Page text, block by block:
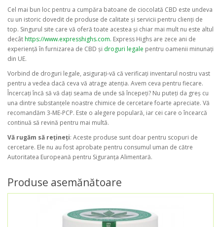
Cel mai bun loc pentru a cumpăra batoane de ciocolată CBD este undeva
cu un istoric dovedit de produse de calitate și servicii pentru clienți de
top. Singurul site care vă oferă toate acestea și chiar mai mult nu este altul
decâthttps://www.expresshighs.com. Express Highs are zece ani de
experiență în furnizarea de CBD și droguri legale pentru oamenii minunați
din UE.
Vorbind de droguri legale, asigurați-vă că verificați inventarul nostru vast
pentru a vedea dacă ceva vă atrage atenția. Avem ceva pentru fiecare.
Încercați încă să vă dați seama de unde să începeți? Nu puteți da greș cu
una dintre substanțele noastre chimice de cercetare foarte apreciate. Vă
recomandăm 3-ME-PCP. Este o alegere populară, iar cei care o încearcă
continuă să revină pentru mai multă.
Vă rugăm să rețineți: Aceste produse sunt doar pentru scopuri de
cercetare. Ele nu au fost aprobate pentru consumul uman de către
Autoritatea Europeană pentru Siguranța Alimentară.
Produse asemănătoare